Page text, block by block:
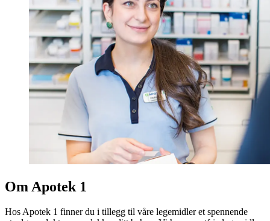
Om Apotek 1
Hos Apotek 1 finner du i tillegg til våre legemidler et spennende